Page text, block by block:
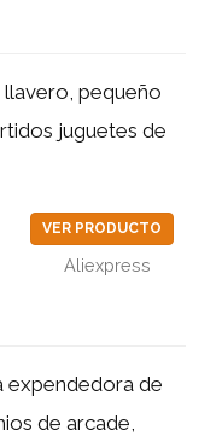
llavero, pequeño
juguetes de
VER PRODUCTO
Aliexpress
expendedora de
de arcade,